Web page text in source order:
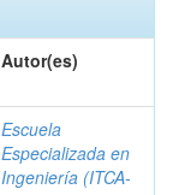
Autor(es)
Escuela
Especializada en
Ingeniería (ITCA-